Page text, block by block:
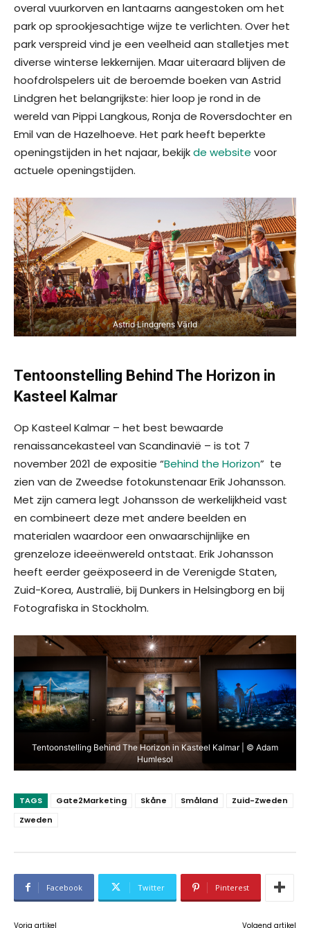
overal vuurkorven en lantaarns aangestoken om het
park op sprookjesachtige wijze te verlichten. Over het
park verspreid vind je een veelheid aan stalletjes met
diverse winterse lekkernijen. Maar uiteraard blijven de
hoofdrolspelers uit de beroemde boeken van Astrid
Lindgren het belangrijkste: hier loop je rond in de
wereld van Pippi Langkous, Ronja de Roversdochter en
Emil van de Hazelhoeve. Het park heeft beperkte
openingstijden in het najaar, bekijkde website voor
actuele openingstijden.
Astrid Lindgrens Värld
Tentoonstelling Behind The Horizon in
Kasteel Kalmar
Op Kasteel Kalmar – het best bewaarde
renaissancekasteel van Scandinavië – is tot 7
november 2021 de expositie “Behind the Horizon” te
zien van de Zweedse fotokunstenaar Erik Johansson.
Met zijn camera legt Johansson de werkelijkheid vast
en combineert deze met andere beelden en
materialen waardoor een onwaarschijnlijke en
grenzeloze ideeënwereld ontstaat. Erik Johansson
heeft eerder geëxposeerd in de Verenigde Staten,
Zuid-Korea, Australië, bij Dunkers in Helsingborg en bij
Fotografiska in Stockholm.
Tentoonstelling Behind The Horizon in Kasteel Kalmar | © Adam
Humlesol
TAGS Gate2Marketing Skåne Småland
Zuid-Zweden
Zweden
Facebook Twitter Pinterest
Vorig artikel Volgend artikel